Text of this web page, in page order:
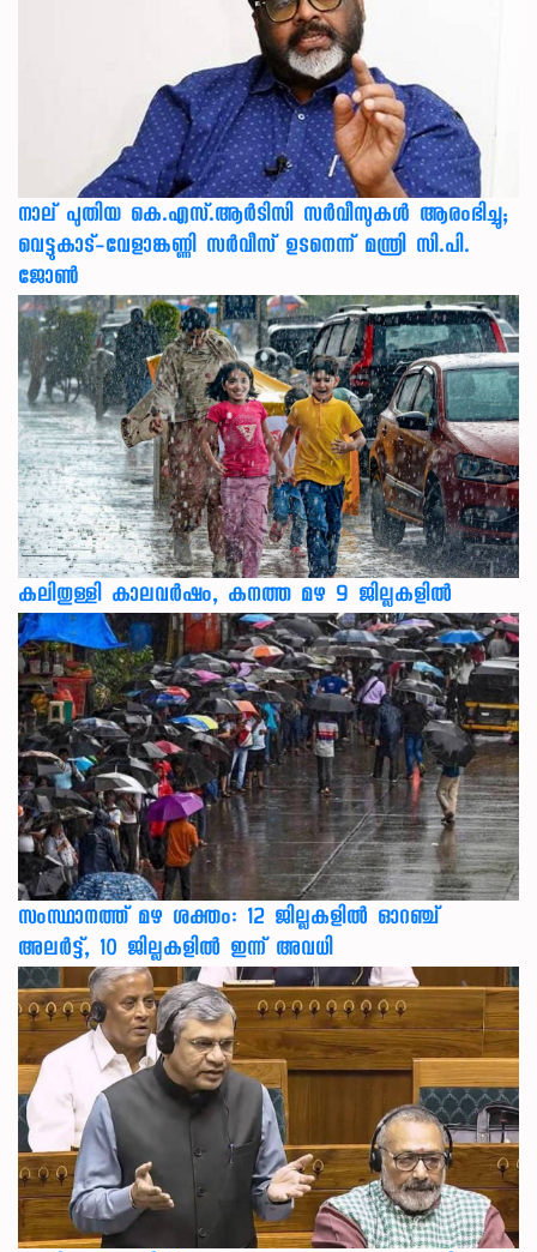
നാല് പുതിയ കെ.എസ്.ആർടിസി സർവീസുകൾ ആരംഭിച്ചു;
വെട്ടുകാട്-വേളാങ്കണ്ണി സർവീസ് ഉടനെന്ന് മന്ത്രി സി.പി.
ജോൺ
കലിതുള്ളി കാലവർഷം, കനത്ത മഴ 9 ജില്ലകളിൽ
സംസ്ഥാനത്ത് മഴ ശക്തം: 12 ജില്ലകളിൽ ഓറഞ്ച്
അലർട്ട്, 10 ജില്ലകളിൽ ഇന്ന് അവധി